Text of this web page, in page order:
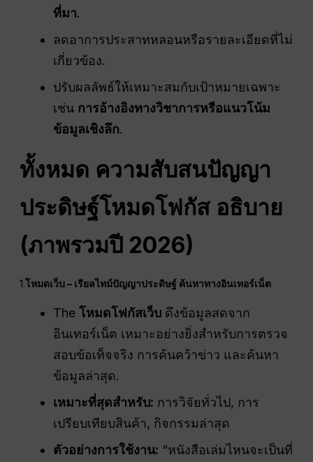
ที่มา.
ลดอาการประสาทหลอนหรือรายละเอียดที่ไม่
เกี่ยวข้อง.
ปรับผลลัพธ์ให้เหมาะสมกับเป้าหมายเฉพาะ
เช่น การอ้างอิงทางวิชาการหรือแนวโน้ม
ข้อมูลเชิงลึก.
ทั้งหมด ความสับสนปัญญา
ประดิษฐ์โหมดโฟกัส อธิบาย
(ภาพรวมปี 2026)
1.โหมดเว็บ – เรียลไทม์ปัญญาประดิษฐ์ ค้นหาทางอินเทอร์เน็ต
Theโหมดโฟกัสเว็บ ดึงข้อมูลสดจาก
อินเทอร์เน็ต เหมาะอย่างยิ่งสำหรับการตรวจ
สอบข้อเท็จจริง การค้นคว้าข่าว และค้นหา
ข้อมูลล่าสุด.
เหมาะที่สุดสำหรับ: การวิจัยทั่วไป, การ
เปรียบเทียบสินค้า, กิจกรรมล่าสุด
ตัวอย่างการใช้งาน: “หนังสือเล่มไหนจะเป็นที่